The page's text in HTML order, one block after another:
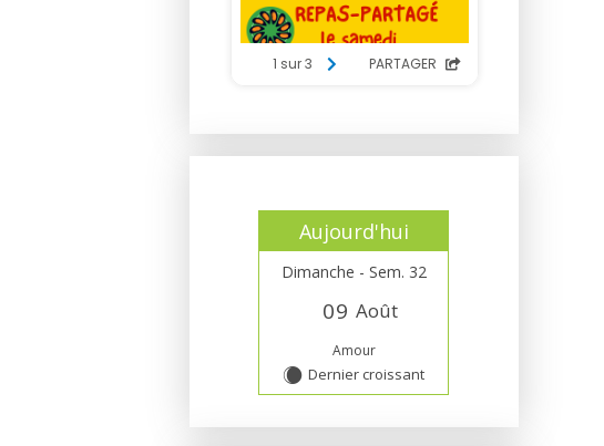
Aujourd'hui
Dimanche - Sem. 32
09 Août
Amour
X Dernier croissant